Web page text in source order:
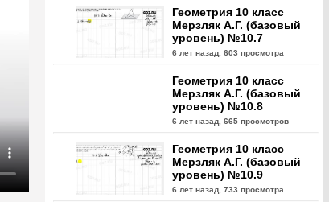
Геометрия 10 класс
Мерзляк А.Г. (базовый
уровень) №10.7
6 лет назад, 603 просмотра
Геометрия 10 класс
Мерзляк А.Г. (базовый
уровень) №10.8
6 лет назад, 665 просмотров
Геометрия 10 класс
Мерзляк А.Г. (базовый
уровень) №10.9
6 лет назад, 733 просмотра